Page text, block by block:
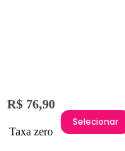
R$ 76,90
Taxa zero
Selecionar